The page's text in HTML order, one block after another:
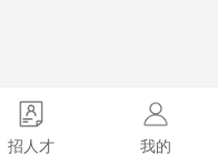
招人才 我的